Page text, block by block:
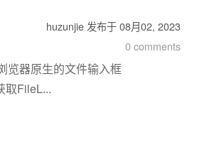
huzunjie 发布于08月02, 2023
0 comments
览器原生的文件输入框
取FileL...